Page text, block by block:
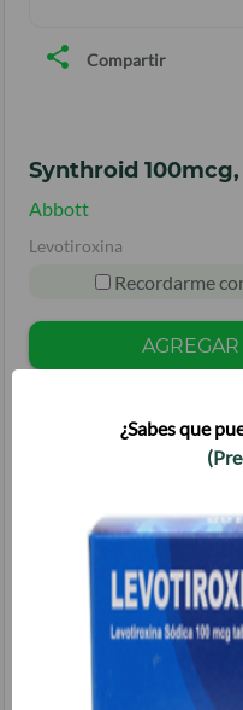
Compartir
Synthroid
Abbott
Levotiroxina
Recordarme
Tengo Tercera Edad
Tengo Cuarta Edad
Tengo tarjeta Promérica Más
¿Sabes que